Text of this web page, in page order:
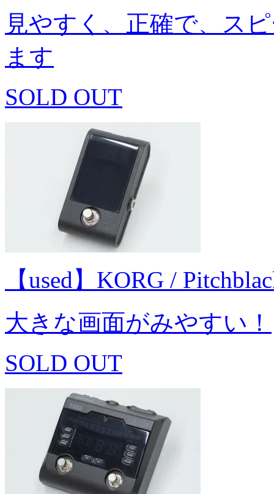
見やすく、正確で、ス
ます
SOLD OUT
【used】KORG /
大きな画面がみやすい！
SOLD OUT